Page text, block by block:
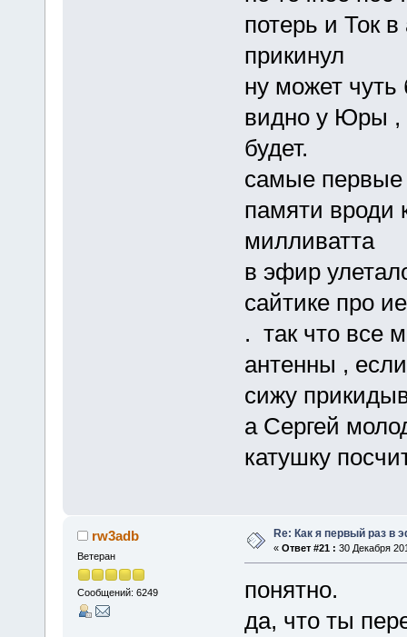
потерь и Ток
прикинул
ну может
видно у Юры ,
будет.
самые первые
памяти вроди
милливатта
в эфир
сайтике про
. так что все
антенны ,
сижу
а Сергей
катушку
rw3adb
Ветеран
Сообщений: 6249
Re: Как я первый раз
« Ответ #21 : 30 Декабря
понятно.
да, что ты